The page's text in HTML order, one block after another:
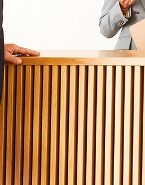
Presse
Bewertungen
Karriere
Unternehmensfakten
Suchtklinik
Klinik für Anorexie
Klinik für Erschöpfung